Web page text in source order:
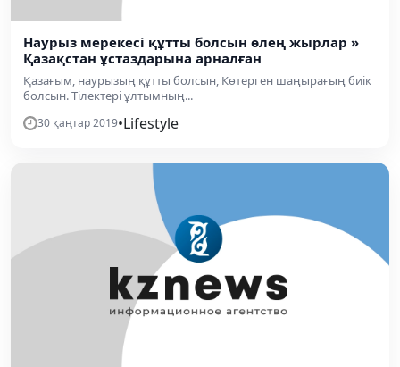
Наурыз мерекесі құтты болсын өлең жырлар »
Қазақстан ұстаздарына арналған
Қазағым, наурызың құтты болсын, Көтерген шаңырағың биік
болсын. Тілектері ұлтымның...
30 қаңтар 2019•Lifestyle